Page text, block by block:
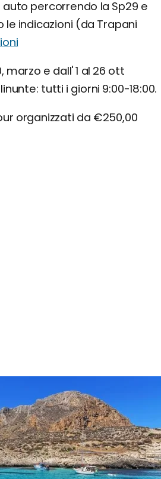
percorrendo la Sp29 e
le indicazioni (da Trapani
e dall' 1 al 26 ott
tutti i giorni 9:00-18:00.
organizzati da €250,00